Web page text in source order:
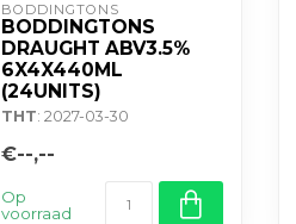
BODDINGTONS
BODDINGTONS
DRAUGHT ABV3.5%
6X4X440ML
(24UNITS)
THT: 2027-03-30
€--,--
Op
voorraad